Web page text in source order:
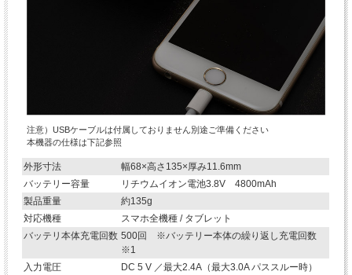
注意） USBケーブルは付属しておりません別途ご準備ください
本機器の仕様は下記参照
外形寸法
幅68×高さ135×厚み11.6mm
バッテリー容量
リチウムイオン電池3.8V 4800mAh
製品重量
約135g
対応機種
スマホ全機種 / タブレット
バッテリ本体充電回数 500回 ※バッテリー本体の繰り返し充電回数
※1
入力電圧
DC 5 V ／最大2.4A（最大3.0A パススルー時）